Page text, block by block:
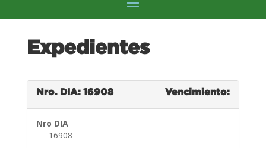
Expedientes
Nro. DIA: 16908 Vencimiento:
Nro DIA
16908